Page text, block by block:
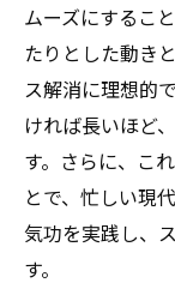
ムーズにするこ
たりとした動き
ス解消に理想的
ければ長いほど
す。さらに、こ
とで、忙しい現
気功を実践し、
す。